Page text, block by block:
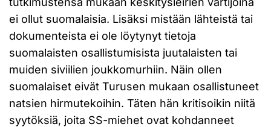
ei ollut suomalaisia. Lisäksi mistään lähteistä tai
dokumenteista ei ole löytynyt tietoja
suomalaisten osallistumisista juutalaisten tai
muiden siviilien joukkomurhiin. Näin ollen
suomalaiset eivät Turusen mukaan osallistuneet
natsien hirmutekoihin. Täten hän kritisoikin niitä
syytöksiä, joita SS-miehet ovat kohdanneet